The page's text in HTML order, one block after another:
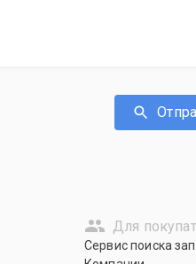
Для
Сервис поиска